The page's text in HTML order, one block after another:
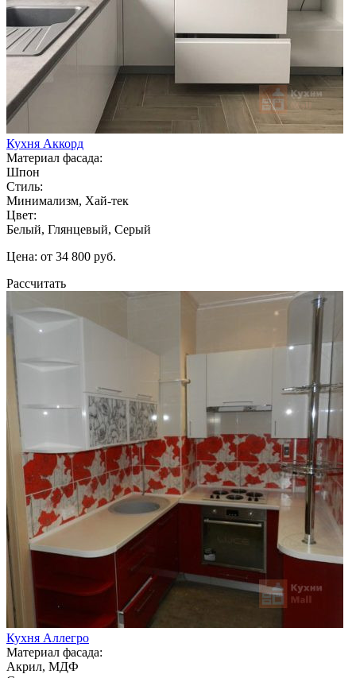
Кухня Аккорд
Материал фасада:
Шпон
Стиль:
Минимализм, Хай-тек
Цвет:
Белый, Глянцевый, Серый
Цена: от 34 800 руб.
Рассчитать
Кухня Аллегро
Материал фасада:
Акрил, МДФ